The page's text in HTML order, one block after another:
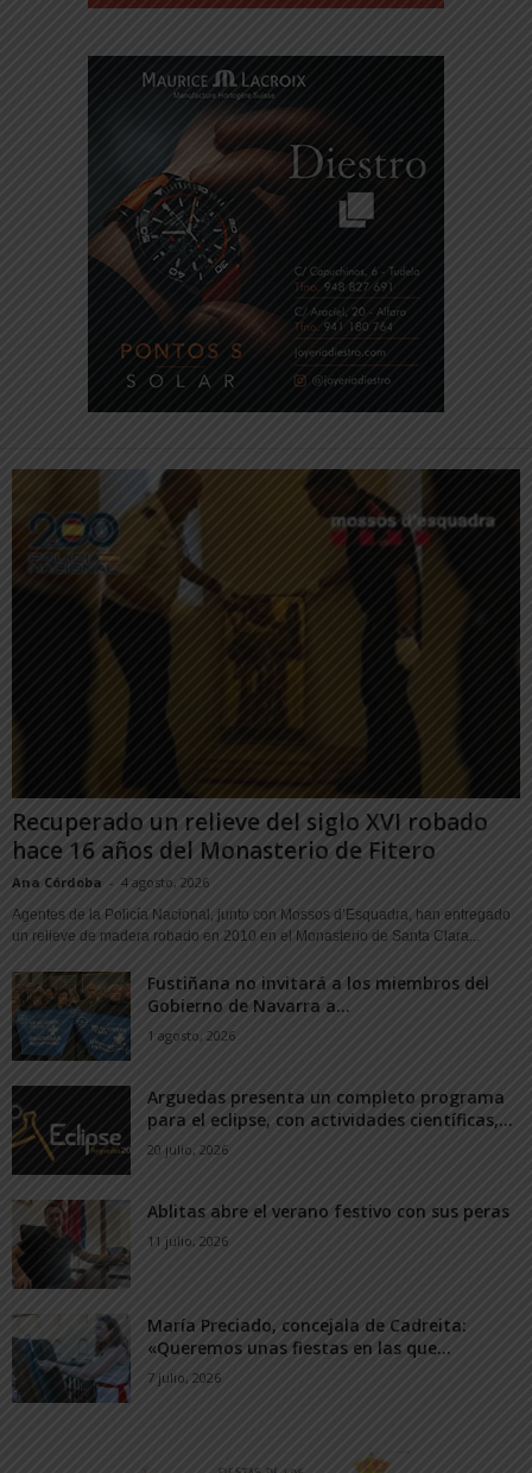
Recuperado un relieve del siglo XVI robado
hace 16 años del Monasterio de Fitero
Ana Córdoba - 4 agosto, 2026
Agentes de la Policía Nacional, junto con Mossos d’Esquadra, han entregado
un relieve de madera robado en 2010 en el Monasterio de Santa Clara...
Fustiñana no invitará a los miembros del
Gobierno de Navarra a...
1 agosto, 2026
Arguedas presenta un completo programa
para el eclipse, con actividades científicas,...
20 julio, 2026
Ablitas abre el verano festivo con sus peras
11 julio, 2026
María Preciado, concejala de Cadreita:
«Queremos unas fiestas en las que...
7 julio, 2026